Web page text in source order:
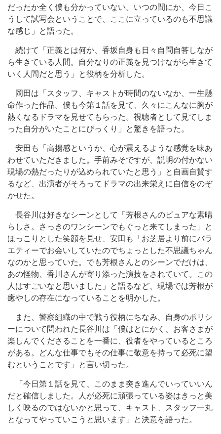
だったか全く僕も分かっていない。いつの間にか、今日こ
うして試写会ということで、ここに立っているのも不思議
な感じ」と語った。
続けて「正義とは何か、香坂自身も日々自問自答しなが
ら生きている人間。自分なりの正義を見つけながら生きて
いく人間だと思う」と役柄を分析した。
岡田は「スタッフ、キャストが時間のないなか、一生懸
命作った作品。僕も今第１話を見て、久々にこんなに胸が
熱くなるドラマを見せてもらった。視聴者として見てしま
った自分がいたことにびっくり」と驚きを語った。
安田も「高揚感というか、心が震えるような感覚を味あ
わせていただきました。手前みそですが、説明の付かない
現場の熱だったりが込められていたと思う」と自画自賛す
るなど、出演者がそろってドラマの出来栄えに自信をのぞ
かせた。
長谷川は好きなシーンとして「芳根さんのピュアな素晴
らしさ。さっきのワンシーンでもぐっと来てしまった」と
ほっこりとした笑顔を見せ、安田も「お芝居より前にバラ
エティーでお会いしていたのでちょっとした不思議ちゃん
なのかと思っていた。でも芳根さんとのシーンでだけは、
あの怪物、香川さんが寄り添った演技をされていて。この
人はすごいなと思いました」と語るなど、現場では芳根が
癒やしの存在になっていることを明かした。
また、警察組織の中で戦う役柄にちなみ、自身のポリシ
ーについて問われた長谷川は「僕はとにかく、お客さまが
楽しんでくださることを一番に、役者をやっているところ
がある。どんな仕事でもその仕事に敬意を持って必死に望
むということです」と言い切った。
「今日第１話を見て、このまま突き進んでいっていいん
だと確信しました。人が必死に頑張っている姿はきっと美
しく映るのではないかと思って、キャスト、スタッフ一丸
となってやっていこうと思います」と決意を語った。